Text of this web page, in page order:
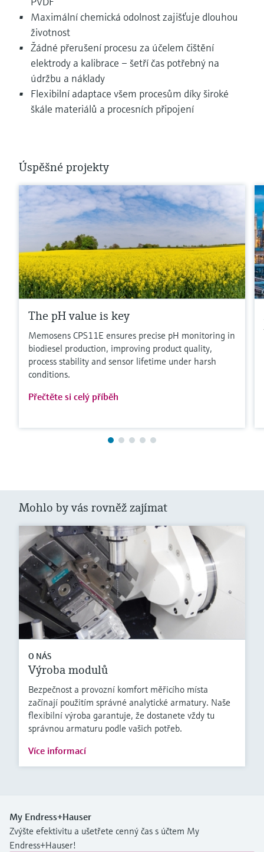
Maximální chemická odolnost zajišťuje dlouhou
životnost
Žádné přerušení procesu za účelem čištění
elektrody a kalibrace – šetří čas potřebný na
údržbu a náklady
Flexibilní adaptace všem procesům díky široké
škále materiálů a procesních připojení
Úspěšné projekty
The pH value is key
Memosens CPS11E ensures precise pH monitoring in
biodiesel production, improving product quality,
process stability and sensor lifetime under harsh
conditions.
Přečtěte si celý příběh
Mohlo by vás rovněž zajímat
O NÁS
Výroba modulů
Bezpečnost a provozní komfort měřicího místa
začínají použitím správné analytické armatury. Naše
flexibilní výroba garantuje, že dostanete vždy tu
správnou armaturu podle vašich potřeb.
Více informací
My Endress+Hauser
Zvýšte efektivitu a ušetřete cenný čas s účtem My
Endress+Hauser!